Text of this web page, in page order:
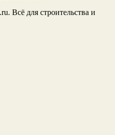
Всё для строительства и